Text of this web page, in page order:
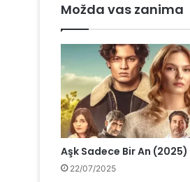
Možda vas zanima
Aşk Sadece Bir An (2025)
22/07/2025